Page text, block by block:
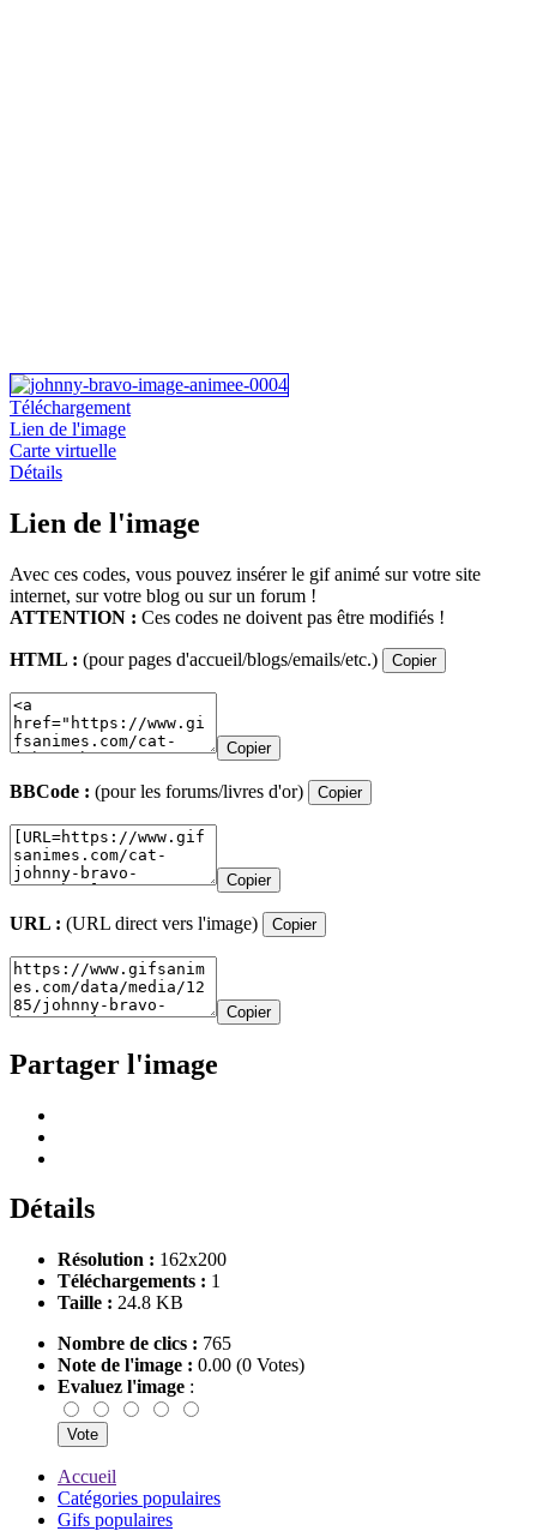
Téléchargement
Lien de l'image
Carte virtuelle
Détails
Lien de l'image
Avec ces codes, vous pouvez insérer le gif animé sur votre site
internet, sur votre blog ou sur un forum !
ATTENTION : Ces codes ne doivent pas être modifiés !
HTML : (pour pages d'accueil/blogs/emails/etc.) Copier
Copier
BBCode : (pour les forums/livres d'or) Copier
Copier
URL : (URL direct vers l'image) Copier
Copier
Partager l'image
Détails
Résolution : 162x200
Téléchargements : 1
Taille : 24.8 KB
Nombre de clics : 765
Note de l'image : 0.00 (0 Votes)
Evaluez l'image :
Accueil
Catégories populaires
Gifs populaires